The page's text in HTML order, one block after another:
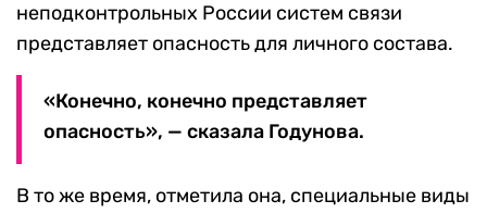
неподконтрольных России систем связи
представляет опасность для личного состава.
«Конечно, конечно представляет
опасность», — сказала Годунова.
В то же время, отметила она, специальные виды